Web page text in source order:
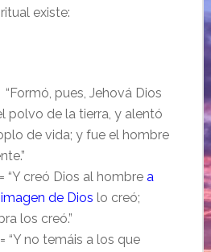
existe:
“Formó, pues, Jehová Dios
polvo de la tierra, y alentó
de vida; y fue el hombre
“Y creó Dios al hombre a
de Dios lo creó;
los creó.”
“Y no temáis a los que